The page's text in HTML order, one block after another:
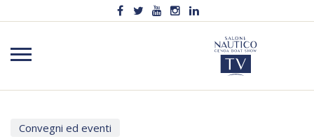
Convegni ed eventi